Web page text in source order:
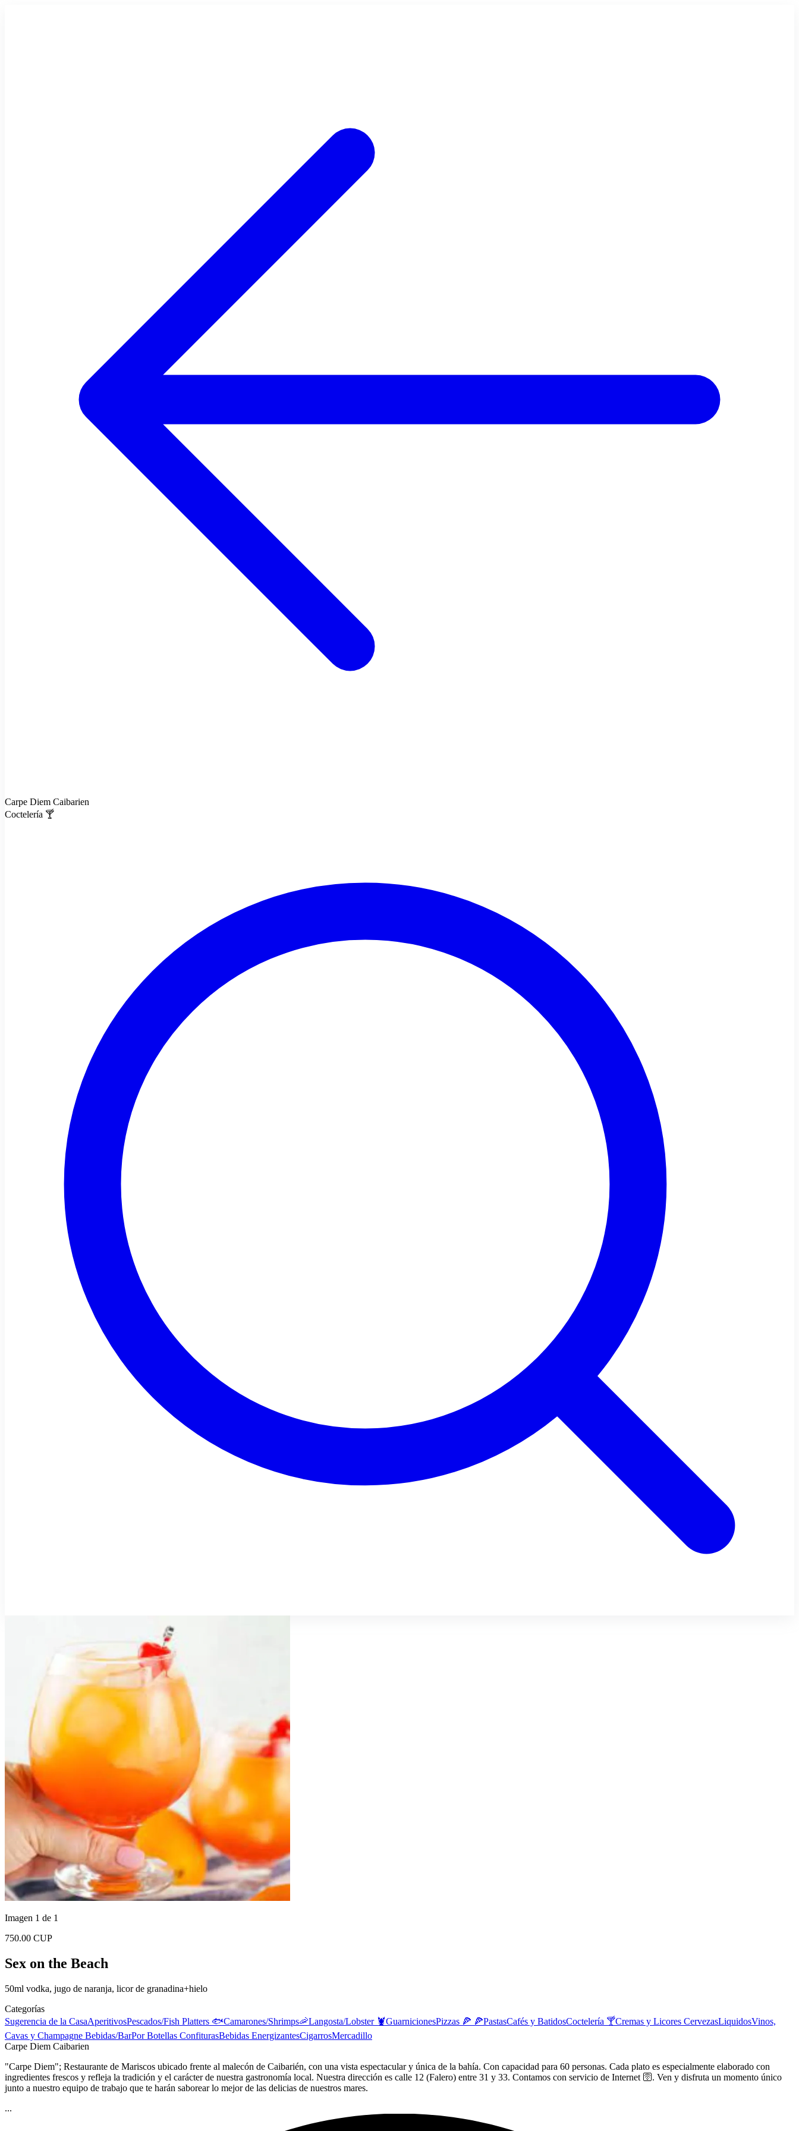
Carpe Diem Caibarien
Coctelería 🍸
Imagen 1 de 1
750.00 CUP
Sex on the Beach
50ml vodka, jugo de naranja, licor de granadina+hielo
Categorías
Sugerencia de la CasaAperitivosPescados/Fish Platters 🐟Camarones/Shrimps🦐Langosta/Lobster 🦞GuarnicionesPizzas 🍕 🍕PastasCafés y BatidosCoctelería 🍸Cremas y Licores CervezasLiquidosVinos,
Cavas y Champagne Bebidas/BarPor Botellas ConfiturasBebidas EnergizantesCigarrosMercadillo
Carpe Diem Caibarien
"Carpe Diem"; Restaurante de Mariscos ubicado frente al malecón de Caibarién, con una vista espectacular y única de la bahía. Con capacidad para 60 personas. Cada plato es especialmente elaborado con
ingredientes frescos y refleja la tradición y el carácter de nuestra gastronomía local. Nuestra dirección es calle 12 (Falero) entre 31 y 33. Contamos con servicio de Internet 🛜. Ven y disfruta un momento único
junto a nuestro equipo de trabajo que te harán saborear lo mejor de las delicias de nuestros mares.
...